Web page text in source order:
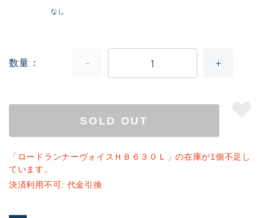
なし
数量
SOLD OUT
「ロードランナーヴォイスＨＢ６３０Ｌ」の在庫が1個不足し
ています。
決済利用不可: 代金引換